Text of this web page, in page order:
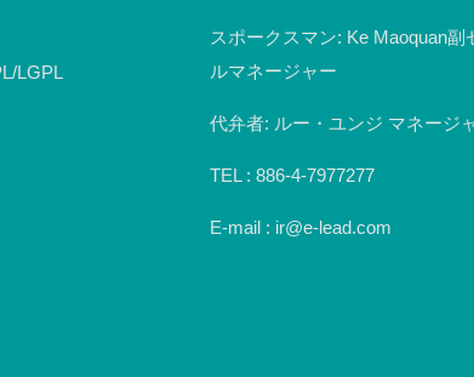
LGPL
スポークスマン: Ke Maoquan副
ルマネージャー
代弁者: ルー・ユンジ マネージ
TEL : 886-4-7977277
E-mail : ir@e-lead.com